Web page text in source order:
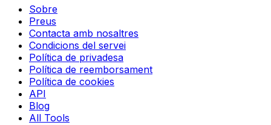
Sobre
Preus
Contacta amb nosaltres
Condicions del servei
Política de privadesa
Política de reemborsament
Política de cookies
API
Blog
All Tools